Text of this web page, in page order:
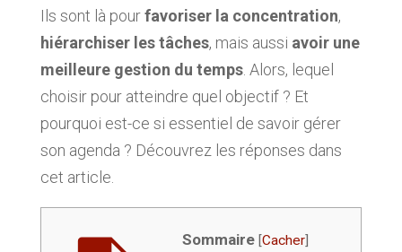
Ils sont là pourfavoriser la concentration,
hiérarchiser les tâches, mais aussi avoir une
meilleure gestion du temps. Alors, lequel
choisir pour atteindre quel objectif ? Et
pourquoi est-ce si essentiel de savoir gérer
son agenda ? Découvrez les réponses dans
cet article.
Sommaire [Cacher]